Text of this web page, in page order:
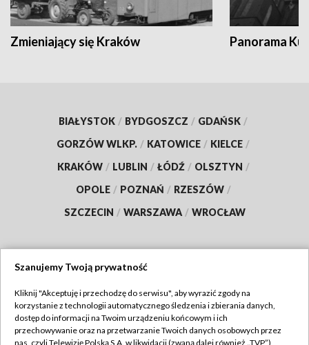
Zmieniający się Kraków Panorama
BIAŁYSTOK / BYDGOSZCZ / GDAŃSK /
GORZÓW WLKP. / KATOWICE / KIELCE /
KRAKÓW / LUBLIN / ŁÓDŹ / OLSZTYN /
OPOLE / POZNAŃ / RZESZÓW /
SZCZECIN / WARSZAWA / WROCŁAW
TVP
Abonament TVP
Regulamin TVP
Szanujemy Twoją prywatność
Kliknij "Akceptuję i przechodzę do serwisu", aby wyrazić zgody na
korzystanie z technologii automatycznego śledzenia i zbierania danych,
dostęp do informacji na Twoim urządzeniu końcowym i ich
przechowywanie oraz na przetwarzanie Twoich danych osobowych przez
nas, czyli Telewizję Polską S.A. w likwidacji (zwaną dalej również „TVP”),